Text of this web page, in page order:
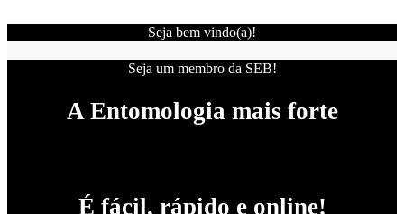
Seja bem vindo(a)!
Seja um membro da SEB!
A Entomologia mais forte
É fácil, rápido e online!